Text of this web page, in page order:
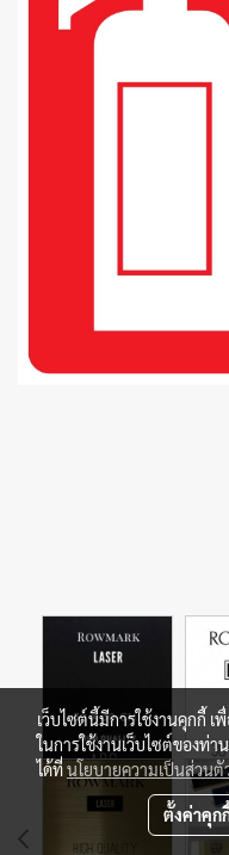
เว็บไซต์นี้มีการใช้งานคุกกี้
ในการใช้งานเว็บไซต์ของท่
ได้ที่นโยบายความเป็นส่วนตั
ตั้งค่าคุก